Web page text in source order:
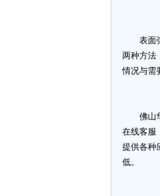
表面张
两种方法
情况与需
佛山华
在线客服
提供各种
低。